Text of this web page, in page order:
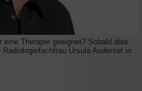
Therapie geeignet? Sobald dies
Ursula Auderset in